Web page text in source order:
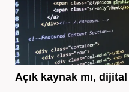
Açık kaynak mı, dijital